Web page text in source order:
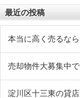
最近の投稿
本当に高く売るな
売却物件大募集中で
淀川区十三東の貸